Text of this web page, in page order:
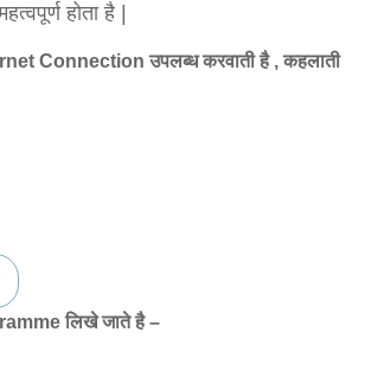
होता है |
Connection उपलब्ध करवाती है , कहलाती
लिखे जाते है –